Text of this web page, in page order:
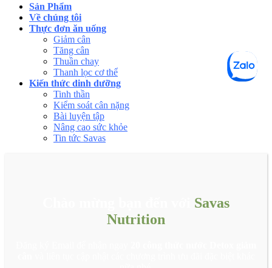
Sản Phẩm
Về chúng tôi
Thực đơn ăn uống
Giảm cân
Tăng cân
Thuần chay
Thanh lọc cơ thể
Kiến thức dinh dưỡng
Tinh thần
Kiểm soát cân nặng
Bài luyện tập
Nâng cao sức khỏe
Tin tức Savas
Savas
Nutrition